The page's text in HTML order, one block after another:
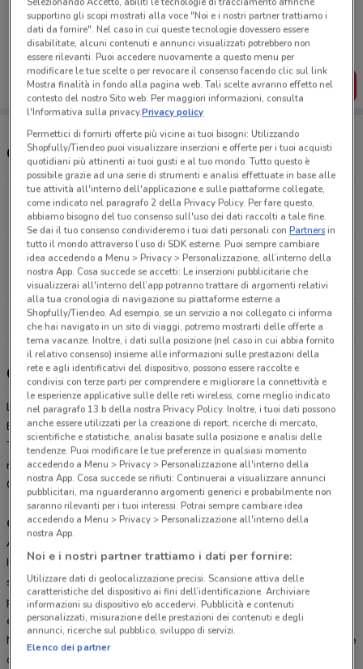
Porta DoveConviene sempre con te!
Puoi trovare le migliori offerte dei negozi vicino a te,
salvarle e creare la tua lista del risparmio, comodamente
dal tuo cellulare.
SCARICA L’APP
Orari Lidl e Indirizzi Supermercati
Via Vittorio Emanuele, 219 Alghero
873 m
APERTO
Via Predda Niedda, Strada, 22, 1 Sassari
26.7 km
APERTO
Tutti i negozi Lidl
Gli sconti del nuovo volantino Lidl e i negozi
Lidl è presente in vari punti della città: lo trovi in Via Vittorio
Emanuele 219 Alghero, Via Predda Niedda Strada 22 1 Sassari.
Tutti i negozi sono aperti dal Lunedì alla Domenica e offrono i
migliori prodotti alimentari e per la casa a prezzi scontati.
Cosa aspetti? Cerca qui la promo e trova il negozio più vicino a te!
Cogli l’attimo con Lidl: offerte e promozioni settimanali a
Alghero
I supermercati Lidl di Alghero presentano al loro interno una vasta
scelta di prodotti diverse categorie: prodotti alimentari freschi,
prodotti per la cura delle persona e per la pulizia della casa,
elettrodomestici di ogni tipo e tanto altro.
Ma il punto di forza della strategia commerciale di Lidl sta nelle sue
offerte temporanee: una grande varietà di prodotti, per lo più di
supportino gli scopi mostrati alla voce "Noi e i nostri partner trattiamo i
dati da fornire". Nel caso in cui queste tecnologie dovessero essere
disabilitate, alcuni contenuti e annunci visualizzati potrebbero non
essere rilevanti. Puoi accedere nuovamente a questo menu per
modificare le tue scelte o per revocare il consenso facendo clic sul link
Mostra finalità in fondo alla pagina web. Tali scelte avranno effetto nel
contesto del nostro Sito web. Per maggiori informazioni, consulta
l'Informativa sulla privacy.Privacy policy
Permettici di fornirti offerte più vicine ai tuoi bisogni: Utilizzando
Shopfully/Tiendeo puoi visualizzare inserzioni e offerte per i tuoi acquisti
quotidiani più attinenti ai tuoi gusti e al tuo mondo. Tutto questo è
possibile grazie ad una serie di strumenti e analisi effettuate in base alle
tue attività all'interno dell'applicazione e sulle piattaforme collegate,
come indicato nel paragrafo 2 della Privacy Policy. Per fare questo,
abbiamo bisogno del tuo consenso sull'uso dei dati raccolti a tale fine.
Se dai il tuo consenso condivideremo i tuoi dati personali conPartnersin
tutto il mondo attraverso l’uso di SDK esterne. Puoi sempre cambiare
idea accedendo a Menu > Privacy > Personalizzazione, all’interno della
nostra App. Cosa succede se accetti: Le inserzioni pubblicitarie che
visualizzerai all'interno dell’app potranno trattare di argomenti relativi
alla tua cronologia di navigazione su piattaforme esterne a
Shopfully/Tiendeo. Ad esempio, se un servizio a noi collegato ci informa
che hai navigato in un sito di viaggi, potremo mostrarti delle offerte a
tema vacanze. Inoltre, i dati sulla posizione (nel caso in cui abbia fornito
il relativo consenso) insieme alle informazioni sulle prestazioni della
rete e agli identificativi del dispositivo, possono essere raccolte e
condivisi con terze parti per comprendere e migliorare la connettività e
le esperienze applicative sulle delle reti wireless, come meglio indicato
nel paragrafo 13.b della nostra Privacy Policy. Inoltre, i tuoi dati possono
anche essere utilizzati per la creazione di report, ricerche di mercato,
scientifiche e statistiche, analisi basate sulla posizione e analisi delle
tendenze. Puoi modificare le tue preferenze in qualsiasi momento
accedendo a Menu > Privacy > Personalizzazione all'interno della
nostra App. Cosa succede se rifiuti: Continuerai a visualizzare annunci
pubblicitari, ma riguarderanno argomenti generici e probabilmente non
saranno rilevanti per i tuoi interessi. Potrai sempre cambiare idea
accedendo a Menu > Privacy > Personalizzazione all'interno della
nostra App.
Noi e i nostri partner trattiamo i dati per fornire:
Utilizzare dati di geolocalizzazione precisi. Scansione attiva delle
caratteristiche del dispositivo ai fini dell’identificazione. Archiviare
informazioni su dispositivo e/o accedervi. Pubblicità e contenuti
personalizzati, misurazione delle prestazioni dei contenuti e degli
annunci, ricerche sul pubblico, sviluppo di servizi.
Elenco dei partner